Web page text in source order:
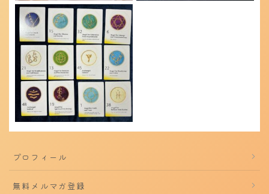
プロフィール
無料メルマガ登録